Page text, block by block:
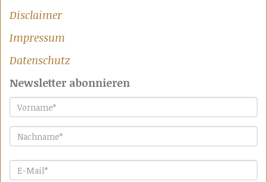
Disclaimer
Impressum
Datenschutz
Newsletter abonnieren
Vorname
Nachname
E-Mail*